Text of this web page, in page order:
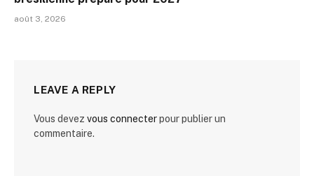
août 3, 2026
LEAVE A REPLY
Vous devez vous connecterpour publier un
commentaire.